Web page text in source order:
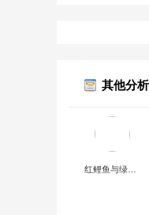
其他分析